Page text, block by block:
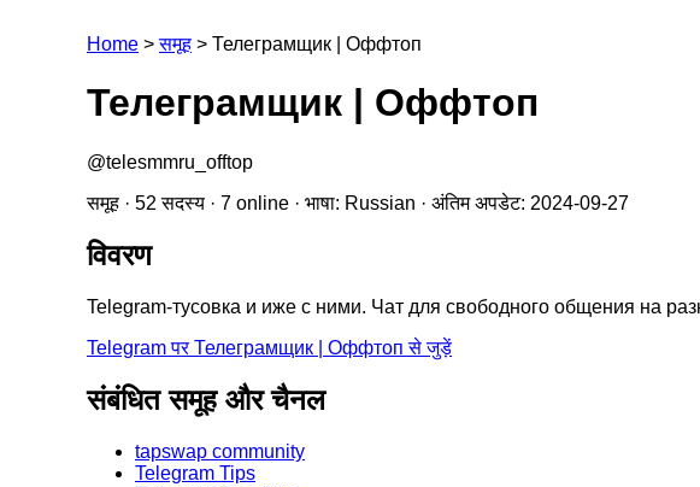
Home >समूह > Телеграмщик | Оффтоп
Телеграмщик | Оффтоп
@telesmmru_offtop
समूह · 52 सदस्य · 7 online · भाषा: Russian · अंतिम अपडेट: 2024-09-27
विवरण
Telegram-тусовка и иже с ними. Чат для свободного общения на
Telegram पर Телеграмщик | Оффтоп से जुड़ें
संबंधित समूह और चैनल
tapswap community
Telegram Tips